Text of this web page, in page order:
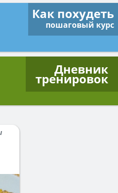
Как похудеть
пошаговый курс
Дневник
тренировок